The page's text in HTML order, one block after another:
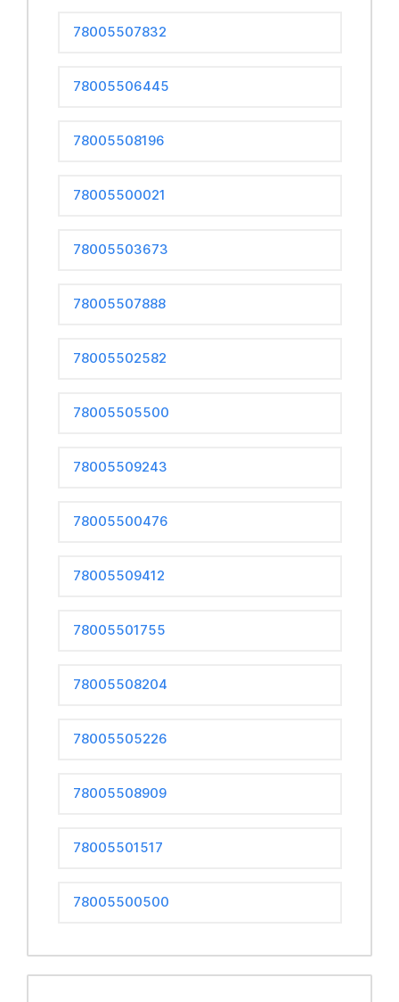
78005507832
78005506445
78005508196
78005500021
78005503673
78005507888
78005502582
78005505500
78005509243
78005500476
78005509412
78005501755
78005508204
78005505226
78005508909
78005501517
78005500500